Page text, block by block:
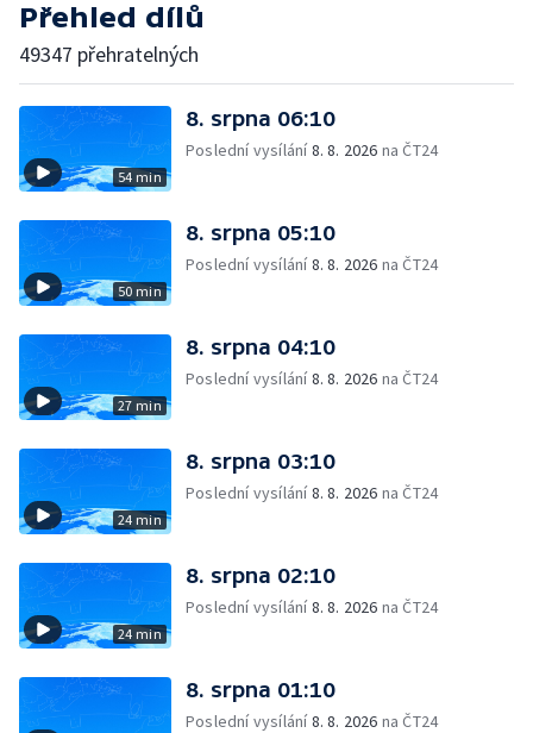
Přehled dílů
49347 přehratelných
54 min
8. srpna 06:10
Poslední vysílání8. 8. 2026 na ČT24
50 min
8. srpna 05:10
Poslední vysílání8. 8. 2026 na ČT24
27 min
8. srpna 04:10
Poslední vysílání8. 8. 2026 na ČT24
24 min
8. srpna 03:10
Poslední vysílání8. 8. 2026 na ČT24
24 min
8. srpna 02:10
Poslední vysílání8. 8. 2026 na ČT24
8. srpna 01:10
Poslední vysílání8. 8. 2026 na ČT24